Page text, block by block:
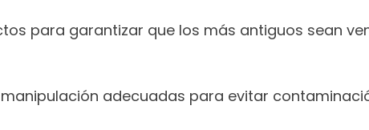
para garantizar que los más antiguos sean
adecuadas para evitar